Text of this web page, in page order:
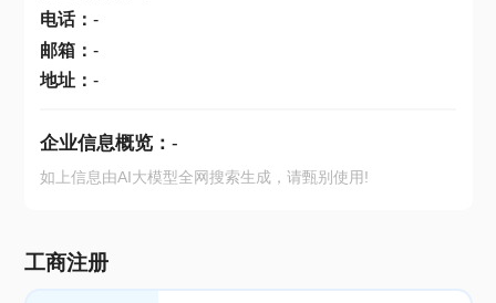
电话： -
邮箱： -
地址： -
企业信息概览： -
如上信息由AI大模型全网搜索生成，请甄别使用!
工商注册